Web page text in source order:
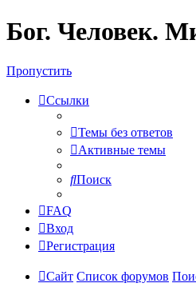
Бог. Человек.
Пропустить
Ссылки
Темы без ответов
Активные темы
Поиск
FAQ
Вход
Регистрация
Сайт Список форумов